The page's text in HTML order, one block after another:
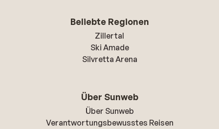
Beliebte Regionen
Zillertal
Ski Amade
Silvretta Arena
Über Sunweb
Über Sunweb
Verantwortungsbewusstes Reisen